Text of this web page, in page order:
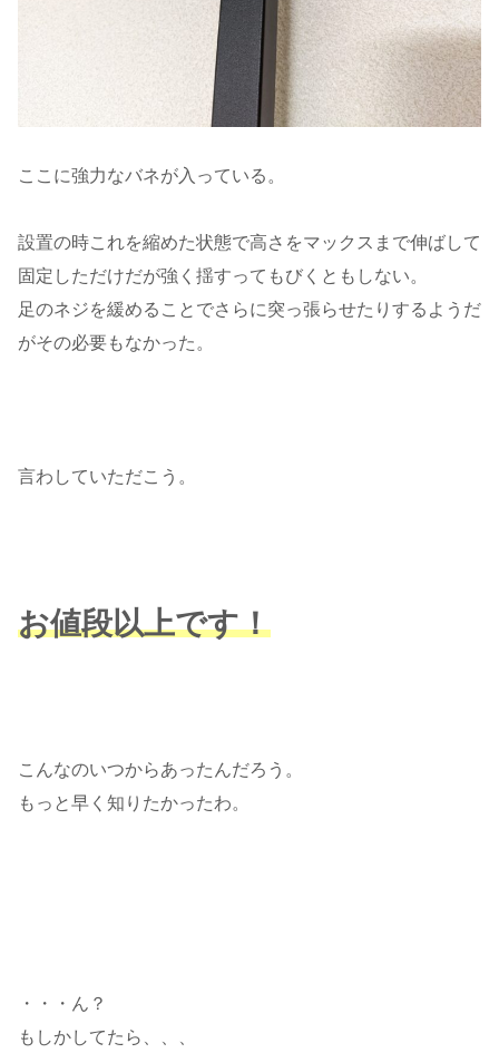
ここに強力なバネが入っている。
設置の時これを縮めた状態で高さをマックスまで伸ばして
固定しただけだが強く揺すってもびくともしない。
足のネジを緩めることでさらに突っ張らせたりするようだ
がその必要もなかった。
言わしていただこう。
お値段以上です！
こんなのいつからあったんだろう。
もっと早く知りたかったわ。
・・・ん？
もしかしてたら、、、